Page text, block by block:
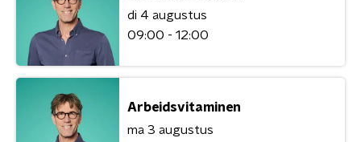
di 4 augustus
09:00 - 12:00
Arbeidsvitaminen
ma 3 augustus